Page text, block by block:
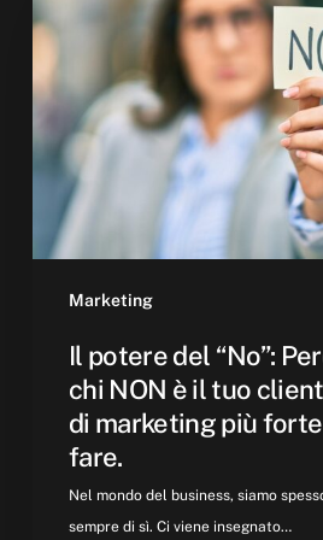
Marketing
del
Perché
definire
chi
NON
cliente
mossa
marketing
forte
Il potere del “No”:
chi NON è il tuo
di marketing più
fare.
Nel mondo del business, siamo
sempre di sì. Ci viene insegnato…